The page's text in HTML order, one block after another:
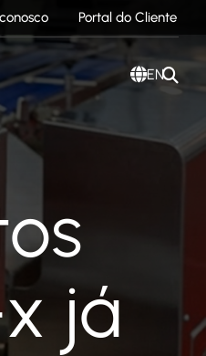
Portal do Cliente
EN
já